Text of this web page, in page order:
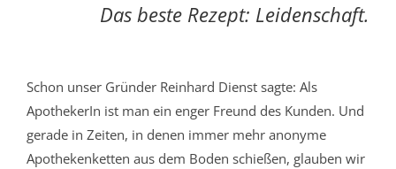
Das beste Rezept: Leidenschaft.
Schon unser Gründer Reinhard Dienst sagte: Als
ApothekerIn ist man ein enger Freund des Kunden. Und
gerade in Zeiten, in denen immer mehr anonyme
Apothekenketten aus dem Boden schießen, glauben wir